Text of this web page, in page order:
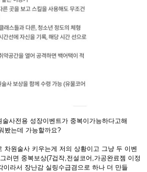
사전용 성장이벤트가 중복이가능하다고해
봤는데 가능할까요?
차원술사 키우는게 저의 상황이고 그냥 두 이벤
러면 중복보상(7겁작,전설코어,가공완료젬 이정
이라서 장난감 실링수급겸으로 하나 더 만들